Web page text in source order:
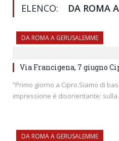
ELENCO: DA ROMA
DA ROMA A GERUSALEMME
Via Francigena, 7 giugno
“Primo giorno a Cipro.Siamo di
impressione è disorientante:
DA ROMA A GERUSALEMME